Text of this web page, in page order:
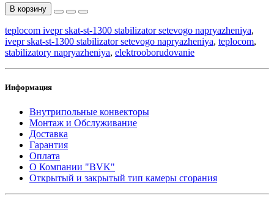
В корзину
teplocom ivepr skat-st-1300 stabilizator setevogo napryazheniya,
ivepr skat-st-1300 stabilizator setevogo napryazheniya, teplocom,
stabilizatory napryazheniya, elektrooborudovanie
Информация
Внутрипольные конвекторы
Монтаж и Обслуживание
Доставка
Гарантия
Оплата
О Компании "BVK"
Открытый и закрытый тип камеры сгорания